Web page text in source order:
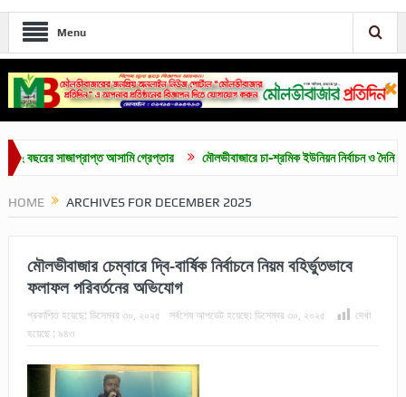
Menu
সাজাপ্রাপ্ত আসামি গ্রেপ্তার মৌলভীবাজারে চা-শ্রমিক ইউনিয়ন নির্বাচন ও দৈনিক ৫০০
HOME ARCHIVES FOR DECEMBER 2025
মৌলভীবাজার চেম্বারে দ্বি-বার্ষিক নির্বাচনে নিয়ম বহির্ভুতভাবে
ফলাফল পরিবর্তনের অভিযোগ
প্রকাশিত হয়েছে: ডিসেম্বর ৩০, ২০২৫ সর্বশেষ আপডেট হয়েছে: ডিসেম্বর ৩০, ২০২৫
দেখা
হয়েছে : ৯৪৩